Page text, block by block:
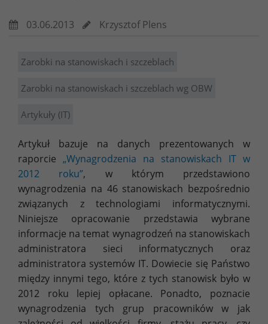
03.06.2013 Krzysztof Plens
Zarobki na stanowiskach i szczeblach
Zarobki na stanowiskach i szczeblach wg OBW
Artykuły (IT)
Artykuł bazuje na danych prezentowanych w
raporcie „Wynagrodzenia na stanowiskach IT w
2012 roku”, w którym przedstawiono
wynagrodzenia na 46 stanowiskach bezpośrednio
związanych z technologiami informatycznymi.
Niniejsze opracowanie przedstawia wybrane
informacje na temat wynagrodzeń na stanowiskach
administratora sieci informatycznych oraz
administratora systemów IT. Dowiecie się Państwo
między innymi tego, które z tych stanowisk było w
2012 roku lepiej opłacane. Ponadto, poznacie
wynagrodzenia tych grup pracowników w jak